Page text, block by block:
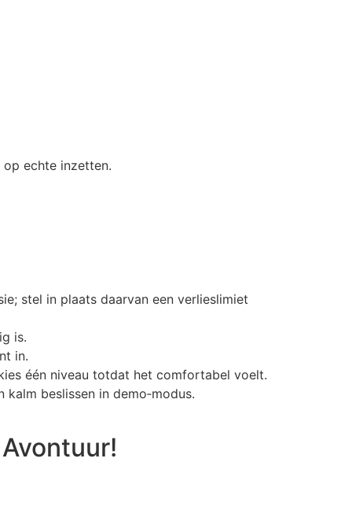
echte inzetten.
stel in plaats daarvan een verlieslimiet
is.
in.
één niveau totdat het comfortabel voelt.
beslissen in demo‑modus.